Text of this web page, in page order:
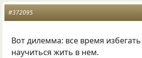
#372095
Вот дилемма: все время
научиться жить в нем.